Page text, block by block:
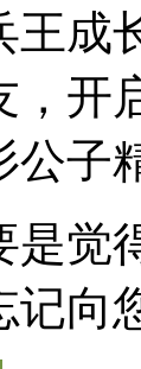
王成
，开
公子
是觉
记向